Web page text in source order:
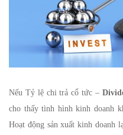
Nếu Tỷ lệ chi trả cổ tức –
cho thấy tình hình kinh doanh
Hoạt động sản xuất kinh doanh